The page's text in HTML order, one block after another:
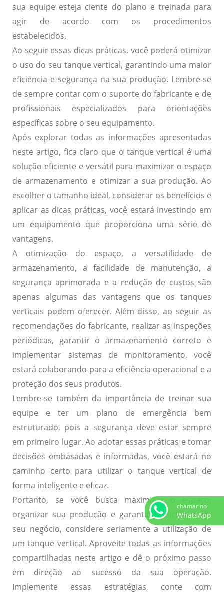
sua equipe esteja ciente do plano e treinada para
agir de acordo com os procedimentos
estabelecidos.
Ao seguir essas dicas práticas, você poderá otimizar
o uso do seu tanque vertical, garantindo uma maior
eficiência e segurança na sua produção. Lembre-se
de sempre contar com o suporte do fabricante e de
profissionais especializados para orientações
específicas sobre o seu equipamento.
Após explorar todas as informações apresentadas
neste artigo, fica claro que o tanque vertical é uma
solução eficiente e versátil para maximizar o espaço
de armazenamento e otimizar a sua produção. Ao
escolher o tamanho ideal, considerar os benefícios e
aplicar as dicas práticas, você estará investindo em
um equipamento que proporciona uma série de
vantagens.
A otimização do espaço, a versatilidade de
armazenamento, a facilidade de manutenção, a
segurança aprimorada e a redução de custos são
apenas algumas das vantagens que os tanques
verticais podem oferecer. Além disso, ao seguir as
recomendações do fabricante, realizar as inspeções
periódicas, garantir o armazenamento correto e
implementar sistemas de monitoramento, você
estará colaborando para a eficiência operacional e a
proteção dos seus produtos.
Lembre-se também da importância de treinar sua
equipe e ter um plano de emergência bem
estruturado, pois a segurança deve estar sempre
em primeiro lugar. Ao adotar essas práticas e tomar
decisões embasadas e informadas, você estará no
caminho certo para utilizar o tanque vertical de
forma inteligente e eficaz.
Portanto, se você busca maximizar o espaço,
organizar sua produção e garantir a eficiência do
seu negócio, considere seriamente a utilização de
um tanque vertical. Aproveite todas as informações
compartilhadas neste artigo e dê o próximo passo
em direção ao sucesso da sua operação.
Implemente essas estratégias, conte com
chamar no
WhatsApp